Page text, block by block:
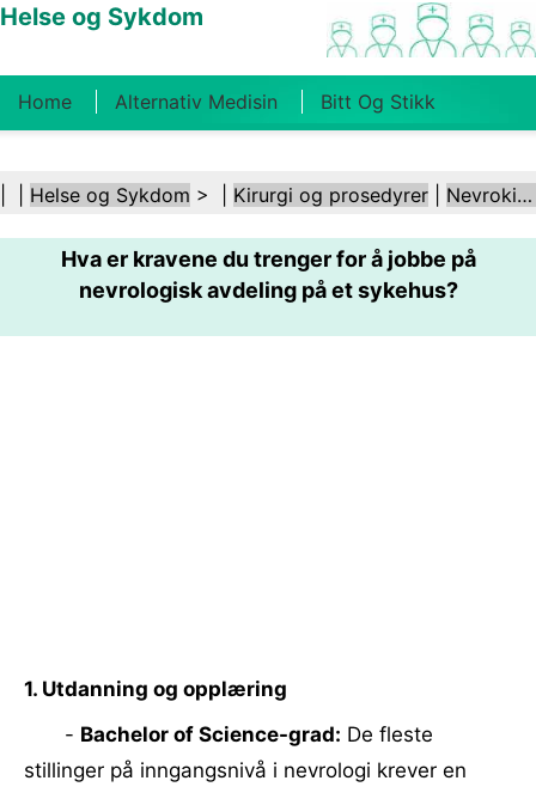
Helse og Sykdom
Home Alternativ Medisin Bitt Og Stikk
Kosthold Og Ernæring Familiehelse
Helsebransjen Psykisk Helse Folkehelse Og
Helse og Sykdom > | Kirurgi og prosedyrer Nevrokirurgi
Hva er kravene du trenger for å jobbe på
nevrologisk avdeling på et sykehus?
1. Utdanning og opplæring
- Bachelor of Science-grad: De fleste
stillinger på inngangsnivå i nevrologi krever en